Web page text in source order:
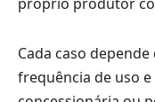
Cada caso
frequência de uso